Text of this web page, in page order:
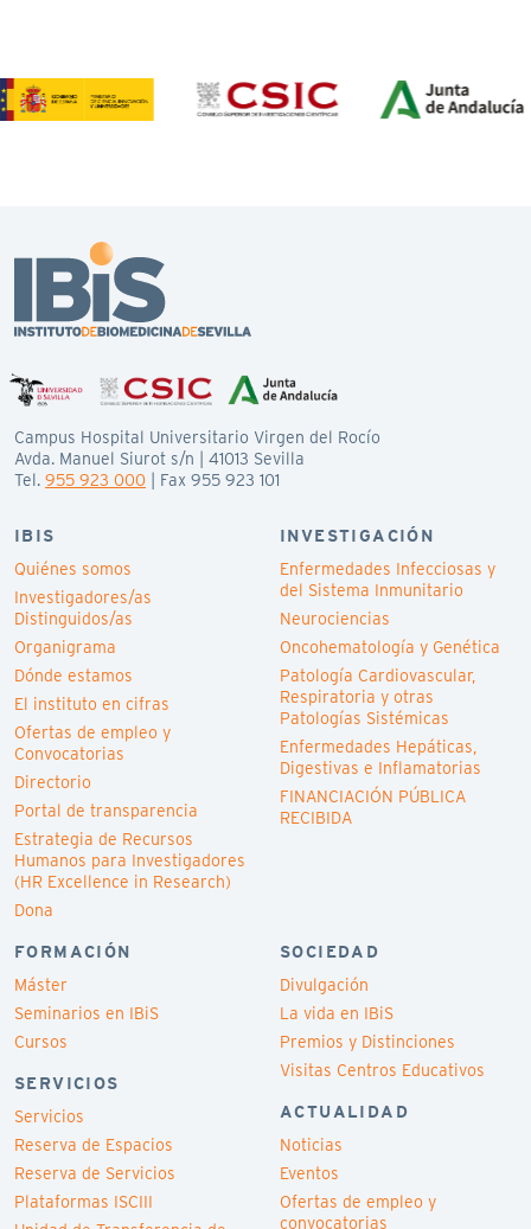
Campus Hospital Universitario Virgen del Rocío
Avda. Manuel Siurot s/n | 41013 Sevilla
Tel. 955 923 000 | Fax 955 923 101
IBIS
Quiénes somos
Investigadores/as
Distinguidos/as
Organigrama
Dónde estamos
El instituto en cifras
Ofertas de empleo y
Convocatorias
Directorio
Portal de transparencia
Estrategia de Recursos
Humanos para Investigadores
(HR Excellence in Research)
Dona
INVESTIGACIÓN
Enfermedades Infecciosas y
del Sistema Inmunitario
Neurociencias
Oncohematología y Genética
Patología Cardiovascular,
Respiratoria y otras
Patologías Sistémicas
Enfermedades Hepáticas,
Digestivas e Inflamatorias
FINANCIACIÓN PÚBLICA
RECIBIDA
FORMACIÓN
Máster
Seminarios en IBiS
Cursos
SERVICIOS
Servicios
Reserva de Espacios
Reserva de Servicios
Plataformas ISCIII
SOCIEDAD
Divulgación
La vida en IBiS
Premios y Distinciones
Visitas Centros Educativos
ACTUALIDAD
Noticias
Eventos
Ofertas de empleo y
convocatorias